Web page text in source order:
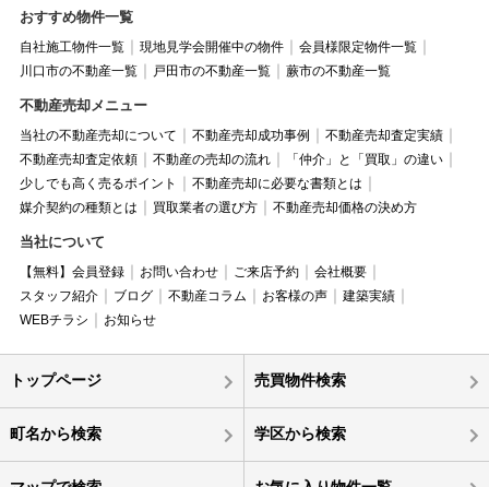
おすすめ物件一覧
自社施工物件一覧 現地見学会開催中の物件
会員様限定物件一覧
川口市の不動産一覧
戸田市の不動産一覧 蕨市の不動産一覧
不動産売却メニュー
当社の不動産売却について 不動産売却成功事例
不動産売却査定実績
不動産売却査定依頼
不動産の売却の流れ
「仲介」と「買取」の違い
少しでも高く売るポイント
不動産売却に必要な書類とは
媒介契約の種類とは
買取業者の選び方 不動産売却価格の決め方
当社について
【無料】会員登録 お問い合わせ ご来店予約
会社概要
スタッフ紹介
ブログ 不動産コラム お客様の声
建築実績
WEBチラシ
お知らせ
トップページ 売買物件検索
町名から検索 学区から検索